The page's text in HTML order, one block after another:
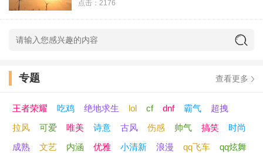
点击：2176
专题 查看更多
王者荣耀 吃鸡 绝地求生 lol cf dnf 霸气
超拽
拉风
可爱 唯美 诗意 古风 伤感 帅气 搞笑
时尚
成熟
文艺 内涵 优雅 小清新 浪漫 qq飞车
qq炫舞